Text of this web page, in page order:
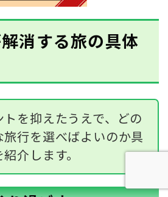
消する旅の具体
トを抑えたうえで、どの
旅行を選べばよいのか具
介します。